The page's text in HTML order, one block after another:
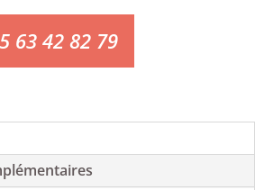
63 42 82 79